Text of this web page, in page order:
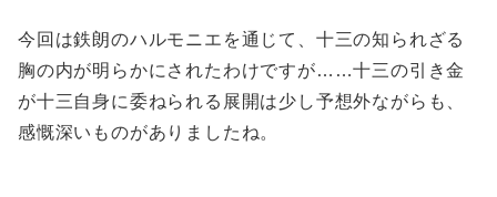
今回は鉄朗のハルモニエを通じて、十三の知られざる
胸の内が明らかにされたわけですが……十三の引き金
が十三自身に委ねられる展開は少し予想外ながらも、
感慨深いものがありましたね。